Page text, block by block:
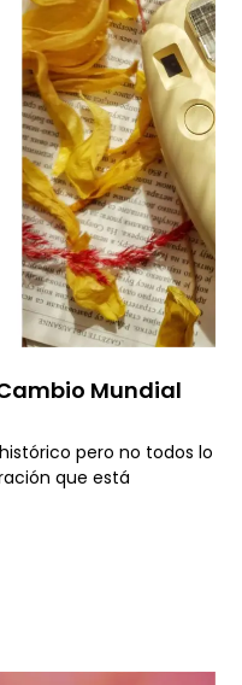
Mundial
pero no todos lo
que está